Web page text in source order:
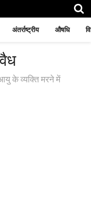
अंतर्राष्ट्रीय औषधि
के व्यक्ति मरने में